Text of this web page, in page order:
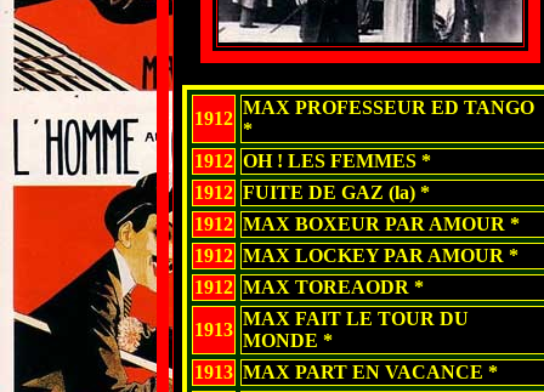
1912
MAX PROFESSEUR ED TANGO
*
1912 OH ! LES FEMMES *
1912 FUITE DE GAZ (la) *
1912 MAX BOXEUR PAR AMOUR *
1912 MAX LOCKEY PAR AMOUR *
1912 MAX TOREAODR *
1913
MAX FAIT LE TOUR DU
MONDE *
1913 MAX PART EN VACANCE *